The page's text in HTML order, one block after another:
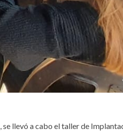
llevó a cabo el taller de